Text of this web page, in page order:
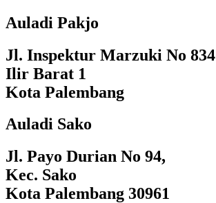
Auladi Pakjo
Jl. Inspektur Marzuki No 834
Ilir Barat 1
Kota Palembang
Auladi Sako
Jl. Payo Durian No 94,
Kec. Sako
Kota Palembang 30961